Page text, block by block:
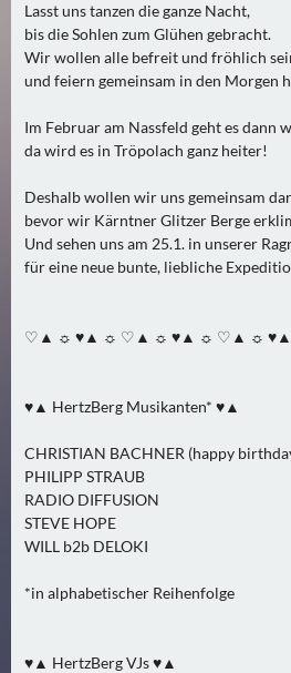
R
G
(
0
N
Ä
S
R
F
R
E
I
T
G
0
Lasst uns tanzen die ganze Nacht,
bis die Sohlen zum Glühen gebracht.
Wir wollen alle befreit und fröhlich
und feiern gemeinsam in den Morgen
Im Februar am Nassfeld geht es dann
da wird es in Tröpolach ganz heiter!
Deshalb wollen wir uns gemeinsam
bevor wir Kärntner Glitzer Berge
Und sehen uns am 25.1. in unserer
für eine neue bunte, liebliche
♡▲ ☼ ♥▲ ☼ ♡▲ ☼ ♥▲ ☼ ♡▲ ☼
♥▲ HertzBerg Musikanten* ♥▲
CHRISTIAN BACHNER (happy
PHILIPP STRAUB
RADIO DIFFUSION
STEVE HOPE
WILL b2b DELOKI
*in alphabetischer Reihenfolge
♥▲ HertzBerg VJs ♥▲